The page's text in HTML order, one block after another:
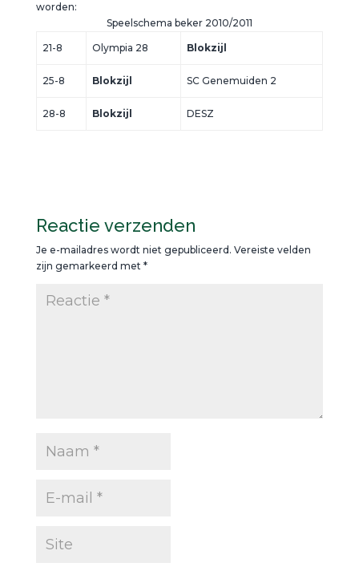
worden:
Speelschema beker 2010/2011
21-8 Olympia 28 Blokzijl
25-8 Blokzijl SC Genemuiden 2
28-8 Blokzijl DESZ
Reactie verzenden
Je e-mailadres wordt niet gepubliceerd. Vereiste velden
zijn gemarkeerd met *